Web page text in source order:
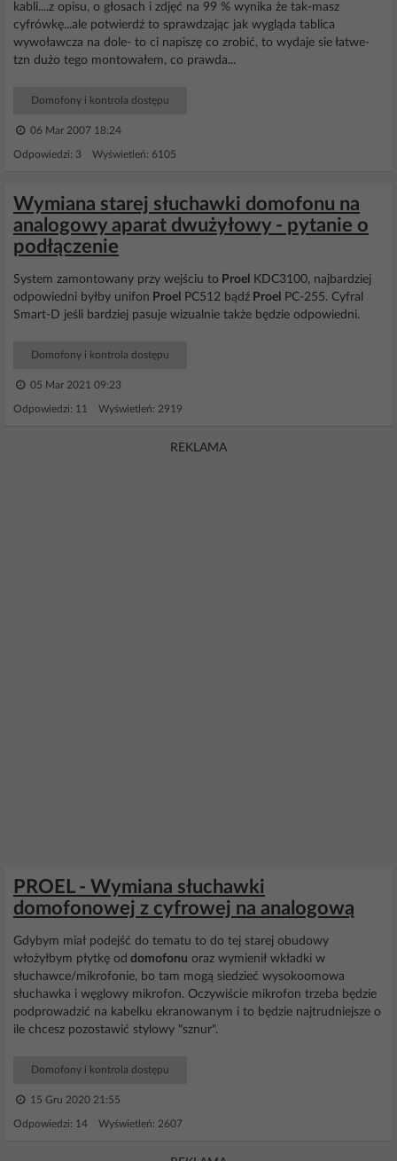
kabli....z opisu, o głosach i zdjęć na 99 % wynika że tak-masz
cyfrówkę...ale potwierdź to sprawdzając jak wygląda tablica
wywoławcza na dole- to ci napiszę co zrobić, to wydaje sie łatwe-
tzn dużo tego montowałem, co prawda...
Domofony i kontrola dostępu
06 Mar 2007 18:24
Odpowiedzi: 3 Wyświetleń: 6105
Wymiana starej słuchawki domofonu na
analogowy aparat dwużyłowy - pytanie o
podłączenie
System zamontowany przy wejściu to Proel
KDC3100, najbardziej
odpowiedni byłby unifon Proel PC512 bądź Proel
PC-255. Cyfral
Smart-D jeśli bardziej pasuje wizualnie także będzie odpowiedni.
Domofony i kontrola dostępu
05 Mar 2021 09:23
Odpowiedzi: 11 Wyświetleń: 2919
REKLAMA
PROEL - Wymiana słuchawki
domofonowej z cyfrowej na analogową
Gdybym miał podejść do tematu to do tej starej obudowy
włożyłbym płytkę od domofonu oraz wymienił wkładki w
słuchawce/mikrofonie, bo tam mogą siedzieć wysokoomowa
słuchawka i węglowy mikrofon. Oczywiście mikrofon trzeba będzie
podprowadzić na kabelku ekranowanym i to będzie najtrudniejsze o
ile chcesz pozostawić stylowy "sznur".
Domofony i kontrola dostępu
15 Gru 2020 21:55
Odpowiedzi: 14 Wyświetleń: 2607